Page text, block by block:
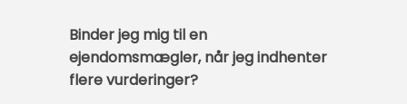
Binder jeg mig til en
ejendomsmægler, når jeg indhenter
flere vurderinger?